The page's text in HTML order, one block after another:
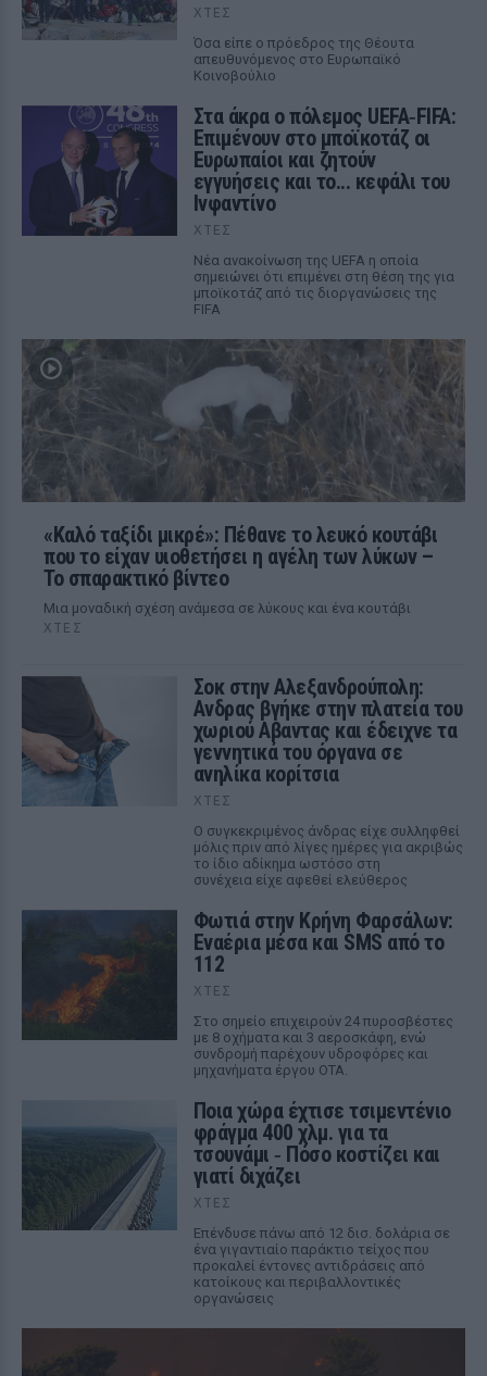
ΧΤΕΣ
Όσα είπε ο πρόεδρος της Θέουτα
απευθυνόμενος στο Ευρωπαϊκό
Κοινοβούλιο
Στα άκρα ο πόλεμος UEFA‑FIFA:
Επιμένουν στο μποϊκοτάζ οι
Ευρωπαίοι και ζητούν
εγγυήσεις και το... κεφάλι του
Ινφαντίνο
ΧΤΕΣ
Νέα ανακοίνωση της UEFA η οποία
σημειώνει ότι επιμένει στη θέση της για
μποϊκοτάζ από τις διοργανώσεις της
FIFA
«Καλό ταξίδι μικρέ»: Πέθανε το λευκό κουτάβι
που το είχαν υιοθετήσει η αγέλη των λύκων –
Το σπαρακτικό βίντεο
Μια μοναδική σχέση ανάμεσα σε λύκους και ένα κουτάβι
ΧΤΕΣ
Σοκ στην Αλεξανδρούπολη:
Ανδρας βγήκε στην πλατεία του
χωριού Αβαντας και έδειχνε τα
γεννητικά του όργανα σε
ανηλίκα κορίτσια
ΧΤΕΣ
Ο συγκεκριμένος άνδρας είχε συλληφθεί
μόλις πριν από λίγες ημέρες για ακριβώς
το ίδιο αδίκημα ωστόσο στη
συνέχεια είχε αφεθεί ελεύθερος
Φωτιά στην Κρήνη Φαρσάλων:
Εναέρια μέσα και SMS από το
112
ΧΤΕΣ
Στο σημείο επιχειρούν 24 πυροσβέστες
με 8 οχήματα και 3 αεροσκάφη, ενώ
συνδρομή παρέχουν υδροφόρες και
μηχανήματα έργου ΟΤΑ.
Ποια χώρα έχτισε τσιμεντένιο
φράγμα 400 χλμ. για τα
τσουνάμι ‑ Πόσο κοστίζει και
γιατί διχάζει
ΧΤΕΣ
Επένδυσε πάνω από 12 δισ. δολάρια σε
ένα γιγαντιαίο παράκτιο τείχος που
προκαλεί έντονες αντιδράσεις από
κατοίκους και περιβαλλοντικές
οργανώσεις